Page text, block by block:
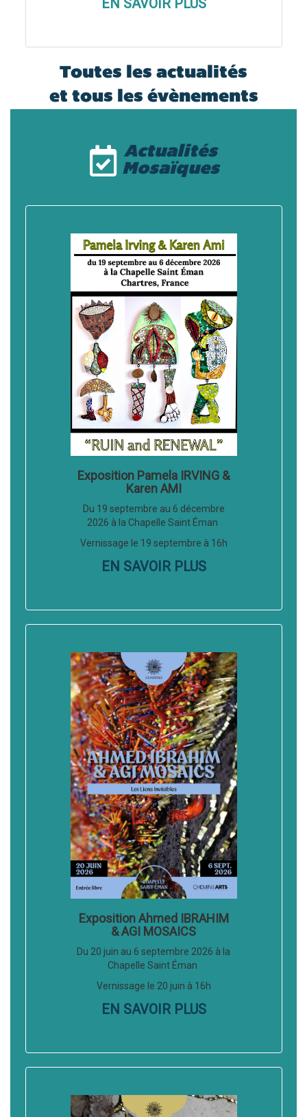
Toutes les actualités
et tous les évènements
Actualités
Mosaïques
Exposition Pamela IRVING &
Karen AMI
Du 19 septembre au 6 décembre
2026 à la Chapelle Saint Éman
Vernissage le 19 septembre à 16h
EN SAVOIR PLUS
Exposition Ahmed IBRAHIM
& AGI MOSAICS
Du 20 juin au 6 septembre 2026 à la
Chapelle Saint Éman
Vernissage le 20 juin à 16h
EN SAVOIR PLUS